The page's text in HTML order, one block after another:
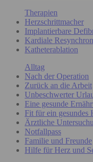
Therapien
Herzschrittmacher
Implantierbare
Kardiale
Katheterablation
Alltag
Nach der Operation
Zurück an die Arbeit
Unbeschwerter
Eine gesunde
Fit für ein gesundes
Ärztliche
Notfallpass
Familie und Freunde
Hilfe für Herz und